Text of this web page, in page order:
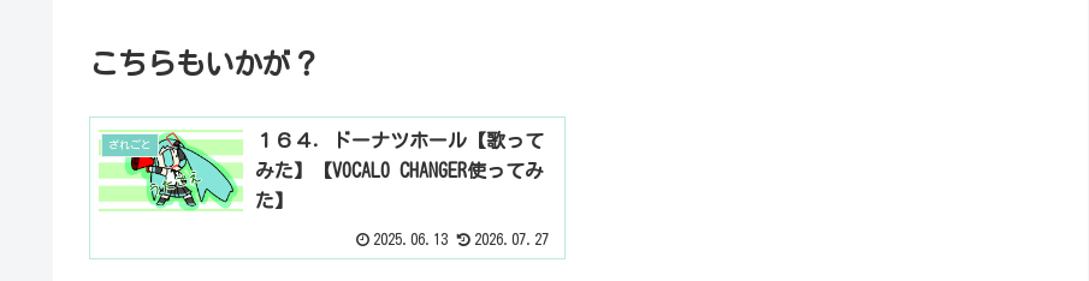
こちらもいかが？
ざれごと
１６４．ドーナツホール【歌って
みた】【VOCALO CHANGER使ってみ
た】
2025.06.13 2026.07.27